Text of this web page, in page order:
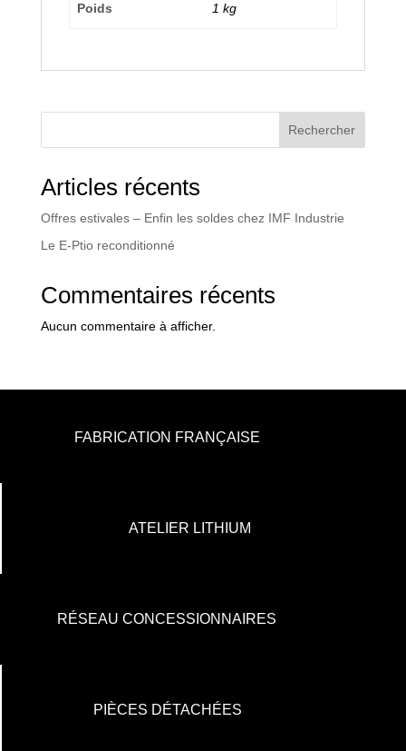
Poids 1 kg
Rechercher
Articles récents
Offres estivales – Enfin les soldes chez IMF Industrie
Le E-Ptio reconditionné
Commentaires récents
Aucun commentaire à afficher.
FABRICATION FRANÇAISE
ATELIER LITHIUM
RÉSEAU CONCESSIONNAIRES
PIÈCES DÉTACHÉES